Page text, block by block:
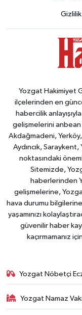
Gizlilik
Yozgat Hakimiyet
ilçelerinden en
habercilik
gelişmelerini
Akdağmadeni, Yerköy,
Aydıncık, Saraykent,
noktasındaki
Sitemizde,
haberlerinden
gelişmelerine,
hava durumu
yaşamınızı
güvenilir haber
kaçırmamanız
Yozgat Nöbetçi
Yozgat Namaz